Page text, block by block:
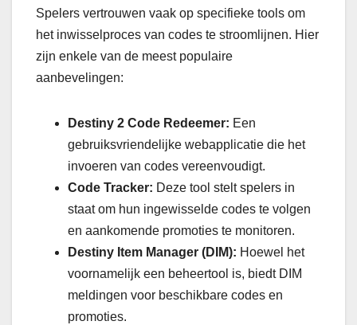
Spelers vertrouwen vaak op specifieke tools om
het inwisselproces van codes te stroomlijnen. Hier
zijn enkele van de meest populaire
aanbevelingen:
Destiny 2 Code Redeemer: Een
gebruiksvriendelijke webapplicatie die het
invoeren van codes vereenvoudigt.
Code Tracker: Deze tool stelt spelers in
staat om hun ingewisselde codes te volgen
en aankomende promoties te monitoren.
Destiny Item Manager (DIM): Hoewel het
voornamelijk een beheertool is, biedt DIM
meldingen voor beschikbare codes en
promoties.